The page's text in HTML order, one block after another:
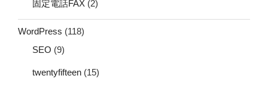
固定電話FAX (2)
WordPress (118)
SEO (9)
twentyfifteen (15)